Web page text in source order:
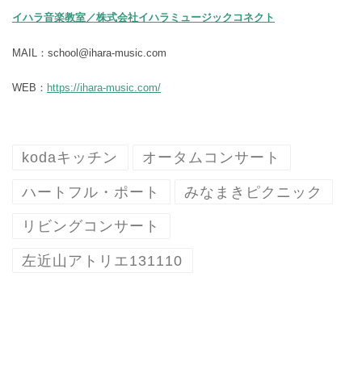
イハラ音楽教室／株式会社イハラミュージックコネクト
MAIL：school@ihara-music.com
WEB： https://ihara-music.com/
kodaキッチン オータムコンサート
ハートフル・ポート みなまきピクニック
リビングコンサート
左近山アトリエ131110